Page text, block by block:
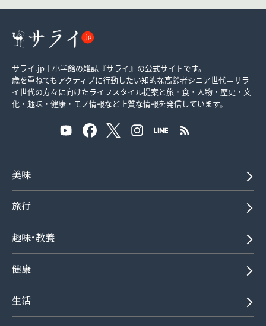
サライ.jp｜小学館の雑誌『サライ』の公式サイトです。
歳を重ねてもアクティブに行動したい知的な高齢者シニア世代＝サラ
イ世代の方々に向けたライフスタイル提案と旅・食・人物・歴史・文
化・趣味・健康・モノ情報など上質な情報を発信しています。
美味
旅行
趣味･教養
健康
生活